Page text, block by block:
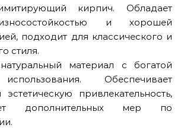
кирпич. Обладает
и хорошей
подходит для классического и
стиля.
материал с богатой
Обеспечивает
привлекательность,
дополнительных мер по